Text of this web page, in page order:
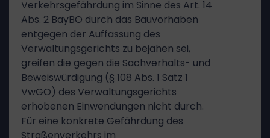
Verkehrsgefährdung im Sinne des Art. 14
Abs. 2 BayBO durch das Bauvorhaben
entgegen der Auffassung des
Verwaltungsgerichts zu bejahen sei,
greifen die gegen die Sachverhalts- und
Beweiswürdigung (§ 108 Abs. 1 Satz 1
VwGO) des Verwaltungsgerichts
erhobenen Einwendungen nicht durch.
Für eine konkrete Gefährdung des